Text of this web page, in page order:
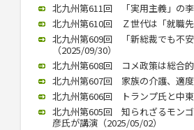
北九州第611回 「実用主義」の
北九州第610回 Ｚ世代は「就職
北九州第609回 「新総裁でも不
（2025/09/30）
北九州第608回 コメ政策は総合
北九州第607回 家族の介護、適
北九州第606回 トランプ氏と中
北九州第605回 知られざるモン
彦氏が講演（2025/05/02）